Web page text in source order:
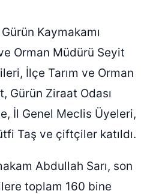
Kaymakamı
Orman Müdürü Seyit
İlçe Tarım ve Orman
Gürün Ziraat Odası
İl Genel Meclis Üyeleri,
Taş ve çiftçiler katıldı.
Abdullah Sarı, son
toplam 160 bine